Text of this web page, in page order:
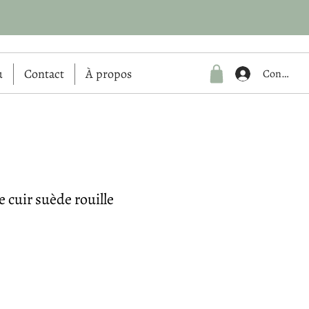
cuir suède rouille
Contact À propos